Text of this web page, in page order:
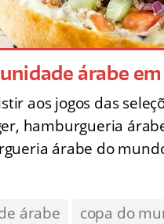
árabe
aos jogos das
hamburgueria
árabe do
árabe copa do